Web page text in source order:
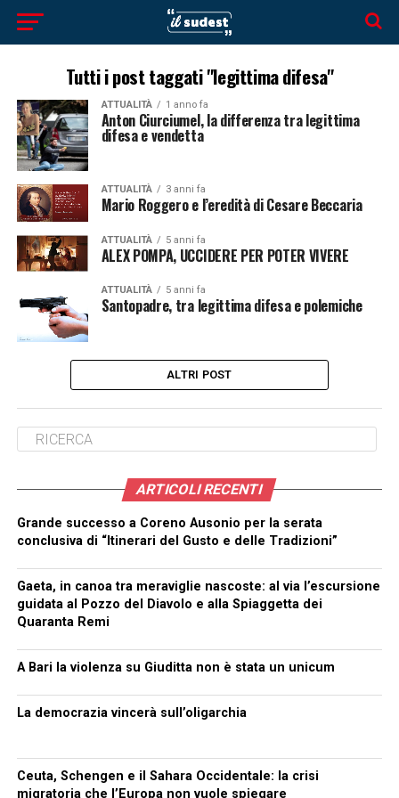
Tutti i post taggati "legittima difesa"
ATTUALITÀ 1 anno fa
Anton Ciurciumel, la differenza tra legittima
difesa e vendetta
ATTUALITÀ 3 anni fa
Mario Roggero e l’eredità di Cesare Beccaria
ATTUALITÀ 5 anni fa
ALEX POMPA, UCCIDERE PER POTER VIVERE
ATTUALITÀ 5 anni fa
Santopadre, tra legittima difesa e polemiche
ALTRI POST
ARTICOLI RECENTI
Grande successo a Coreno Ausonio per la serata
conclusiva di “Itinerari del Gusto e delle Tradizioni”
Gaeta, in canoa tra meraviglie nascoste: al via l’escursione
guidata al Pozzo del Diavolo e alla Spiaggetta dei
Quaranta Remi
A Bari la violenza su Giuditta non è stata un unicum
La democrazia vincerà sull’oligarchia
Ceuta, Schengen e il Sahara Occidentale: la crisi
migratoria che l’Europa non vuole spiegare